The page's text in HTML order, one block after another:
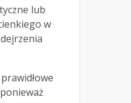
lub
w